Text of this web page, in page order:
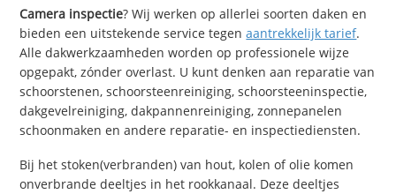
Camera inspectie? Wij werken op allerlei soorten daken en
bieden een uitstekende service tegenaantrekkelijk tarief.
Alle dakwerkzaamheden worden op professionele wijze
opgepakt, zónder overlast. U kunt denken aan reparatie van
schoorstenen, schoorsteenreiniging, schoorsteeninspectie,
dakgevelreiniging, dakpannenreiniging, zonnepanelen
schoonmaken en andere reparatie- en inspectiediensten.
Bij het stoken(verbranden) van hout, kolen of olie komen
onverbrande deeltjes in het rookkanaal. Deze deeltjes